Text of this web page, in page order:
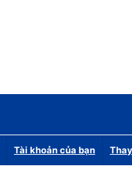
Tài khoản của bạn